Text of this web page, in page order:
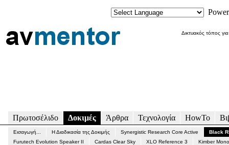
Δικτυακός τόπος
Πρωτοσέλιδο Δοκιμές Άρθρα Τεχνολογία HowTo
Εισαγωγή... Η Διαδικασία της Δοκιμής Synergistic Research Core Active
Black
Furutech Evolution Speaker II
Cardas Clear Sky XLO Reference 3
Kimber